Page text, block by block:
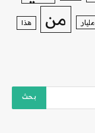
مليار من هذا